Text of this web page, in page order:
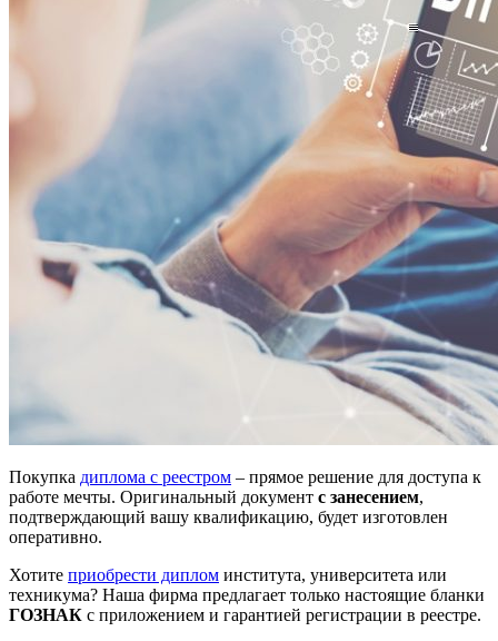
Покупка диплома с реестром – прямое решение для доступа к
работе мечты. Оригинальный документ с занесением,
подтверждающий вашу квалификацию, будет изготовлен
оперативно.
Хотите приобрести диплом института, университета или
техникума? Наша фирма предлагает только настоящие бланки
ГОЗНАК с приложением и гарантией регистрации в реестре.